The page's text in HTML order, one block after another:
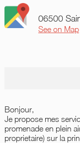
06500
See on Map
Bonjour,
Je propose mes
promenade en plein
proprietaire) sur la